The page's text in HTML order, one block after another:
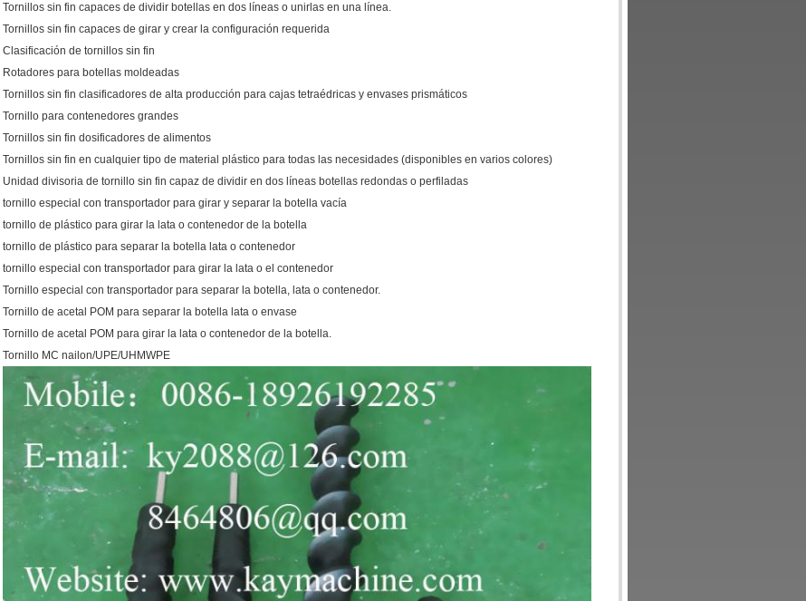
Tornillos sin fin capaces de dividir botellas en dos líneas o unirlas en una línea.
Tornillos sin fin capaces de girar y crear la configuración requerida
Clasificación de tornillos sin fin
Rotadores para botellas moldeadas
Tornillos sin fin clasificadores de alta producción para cajas tetraédricas y envases prismáticos
Tornillo para contenedores grandes
Tornillos sin fin dosificadores de alimentos
Tornillos sin fin en cualquier tipo de material plástico para todas las necesidades (disponibles en varios colores)
Unidad divisoria de tornillo sin fin capaz de dividir en dos líneas botellas redondas o perfiladas
tornillo especial con transportador para girar y separar la botella vacía
tornillo de plástico para girar la lata o contenedor de la botella
tornillo de plástico para separar la botella lata o contenedor
tornillo especial con transportador para girar la lata o el contenedor
Tornillo especial con transportador para separar la botella, lata o contenedor.
Tornillo de acetal POM para separar la botella lata o envase
Tornillo de acetal POM para girar la lata o contenedor de la botella.
Tornillo MC nailon/UPE/UHMWPE